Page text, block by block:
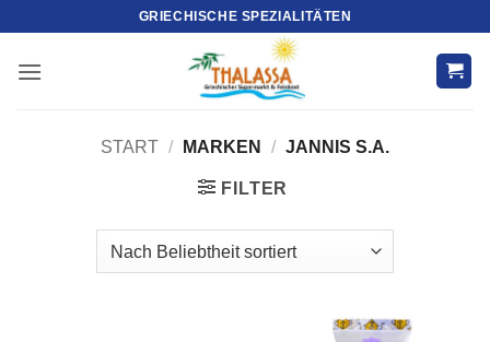
springen
GRIECHISCHE SPEZIALITÄTEN
START / MARKEN / JANNIS S.A.
FILTER